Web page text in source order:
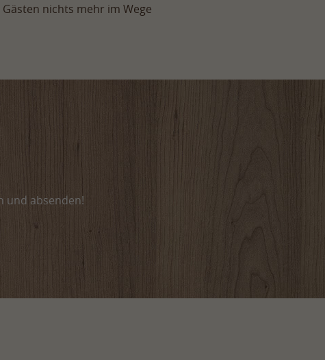
nichts mehr im Wege
und absenden!